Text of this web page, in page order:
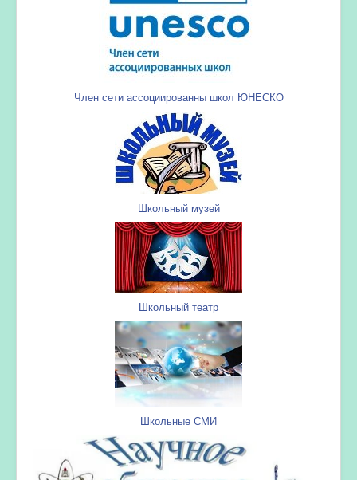
Член сети ассоциированны школ ЮНЕСКО
Школьный музей
Школьный театр
Школьные СМИ